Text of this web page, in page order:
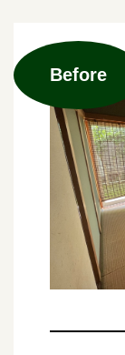
Before